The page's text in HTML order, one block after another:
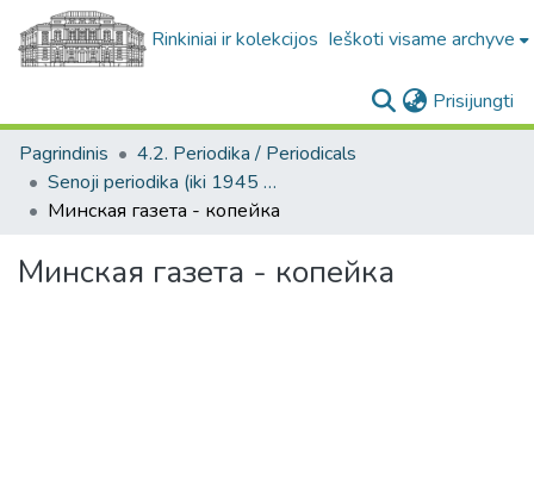
Rinkiniai ir kolekcijos Ieškoti visame archyve
Prisijungti
Pagrindinis
4.2. Periodika / Periodicals
Senoji periodika (iki 1945 m.) / Old periodicals (pre-1945)
Минская газета - копейка
Минская газета - копейка